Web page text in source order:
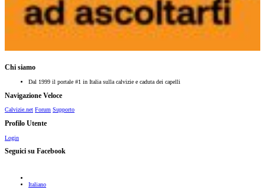
Chi siamo
Dal 1999 il portale #1 in Italia sulla calvizie e caduta dei capelli
Navigazione Veloce
Calvizie.net Forum Supporto
Profilo Utente
Login
Seguici su Facebook
Italiano